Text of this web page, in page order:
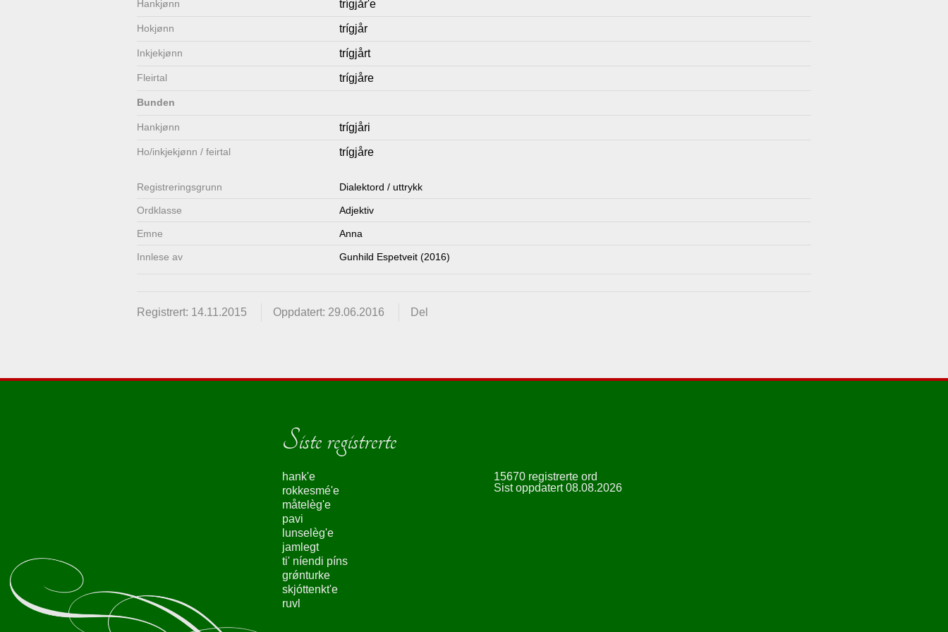
Hankjønn trígjår'e
Hokjønn trígjår
Inkjekjønn trígjårt
Fleirtal trígjåre
Bunden
Hankjønn trígjåri
Ho/inkjekjønn / feirtal trígjåre
Registrerings­grunn Dialektord / uttrykk
Ordklasse Adjektiv
Emne Anna
Innlese av Gunhild Espetveit (2016)
Registrert: 14.11.2015 Oppdatert: 29.06.2016 Del
Siste registrerte
hank'e
rokkesmé'e
måtelèg'e
pavi
lunselèg'e
jamlegt
ti' níendi píns
grǿnturke
skjóttenkt'e
ruvl
15670 registrerte ord
Sist oppdatert 08.08.2026